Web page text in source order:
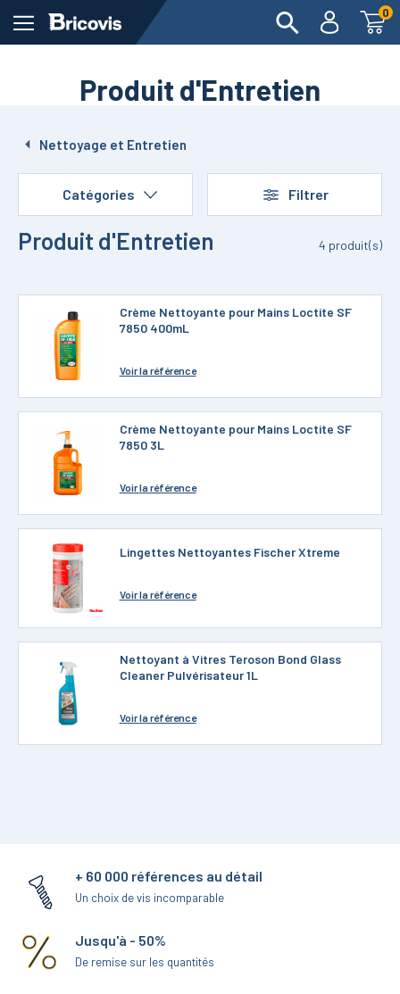
0
Produit d'Entretien
Nettoyage et Entretien
Catégories Filtrer
Produit d'Entretien 4 produit(s)
Crème Nettoyante pour Mains Loctite SF
7850 400mL
Voirla référence
Crème Nettoyante pour Mains Loctite SF
7850 3L
Voirla référence
Lingettes Nettoyantes Fischer Xtreme
Voirla référence
Nettoyant à Vitres Teroson Bond Glass
Cleaner Pulvérisateur 1L
Voirla référence
+ 60 000 références au détail
Un choix de vis incomparable
Jusqu'à - 50%
De remise sur les quantités